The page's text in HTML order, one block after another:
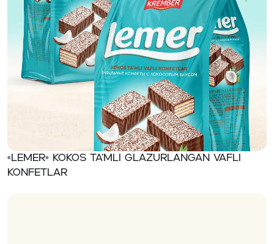
«Lemer» Kokos ta’mli glazurlangan vafli
konfetlar